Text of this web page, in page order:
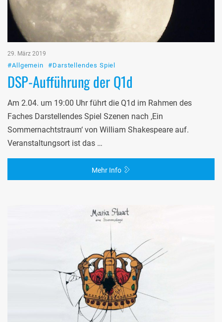
29. März 2019
#Allgemein #Darstellendes Spiel
DSP-Aufführung der Q1d
Am 2.04. um 19:00 Uhr führt die Q1d im Rahmen des
Faches Darstellendes Spiel Szenen nach ‚Ein
Sommernachtstraum‘ von William Shakespeare auf.
Veranstaltungsort ist das …
Mehr Info